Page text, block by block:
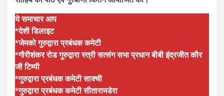
ये समाचार आप
*देशी डिलाइट
*जेमको गुरुद्वारा प्रबंधक कमेटी
*गौरीशंकर रोड गुरुद्वारा स्त्री सत्संग सभा प्रधान बीबी इंद्रजीत कौर
जी टिम्पी
*गुरुद्वारा प्रबंधक कमेटी साक्ची
*गुरुद्वारा प्रबंधक कमेटी सीतारामडेरा